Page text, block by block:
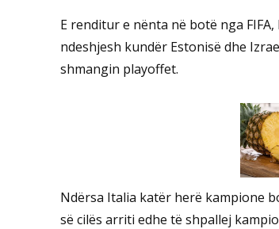
E renditur e nënta në botë nga
ndeshjesh kundër Estonisë dhe
shmangin playoffet.
Ndërsa Italia katër herë kampione
së cilës arriti edhe të shpallej